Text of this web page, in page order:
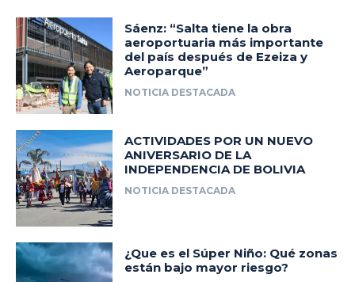
Sáenz: “Salta tiene la obra
aeroportuaria más importante
del país después de Ezeiza y
Aeroparque”
NOTICIA DESTACADA
ACTIVIDADES POR UN NUEVO
ANIVERSARIO DE LA
INDEPENDENCIA DE BOLIVIA
NOTICIA DESTACADA
¿Que es el Súper Niño: Qué zonas
están bajo mayor riesgo?